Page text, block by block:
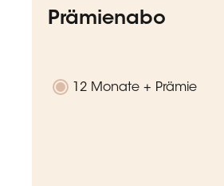
Prämienabo
12 Monate + Prämie